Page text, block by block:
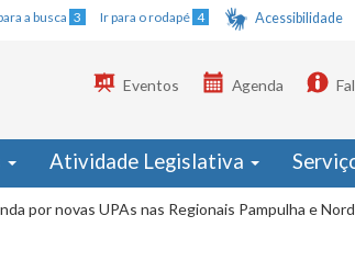
a busca 3 Ir para o rodapé 4 Acessibilidade
Eventos Agenda
Atividade Legislativa
por novas UPAs nas Regionais Pampulha e